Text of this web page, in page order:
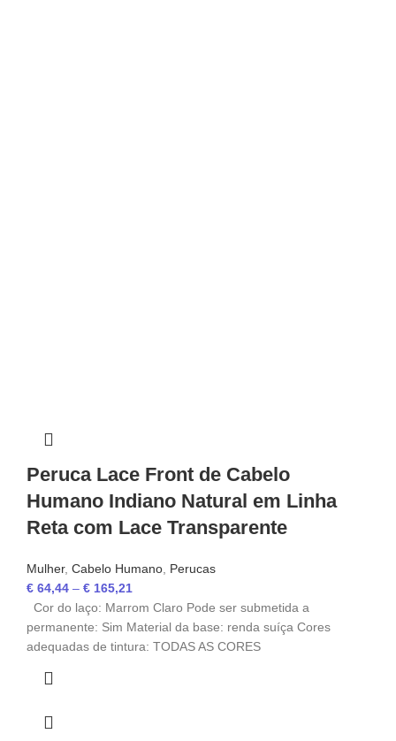
Peruca Lace Front de Cabelo
Humano Indiano Natural em Linha
Reta com Lace Transparente
Mulher, Cabelo Humano, Perucas
€ 64,44 – € 165,21
Cor do laço: Marrom Claro Pode ser submetida a
permanente: Sim Material da base: renda suíça Cores
adequadas de tintura: TODAS AS CORES